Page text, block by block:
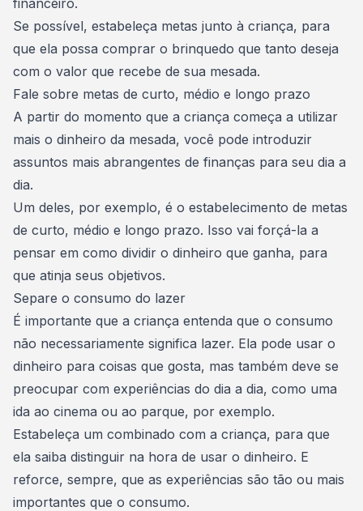
financeiro.
Se possível, estabeleça metas junto à criança, para
que ela possa comprar o brinquedo que tanto deseja
com o valor que recebe de sua mesada.
Fale sobre metas de curto, médio e longo prazo
A partir do momento que a criança começa a utilizar
mais o dinheiro da mesada, você pode introduzir
assuntos mais abrangentes de finanças para seu dia a
dia.
Um deles, por exemplo, é o estabelecimento de metas
de curto, médio e longo prazo. Isso vai forçá-la a
pensar em como dividir o dinheiro que ganha, para
que atinja seus objetivos.
Separe o consumo do lazer
É importante que a criança entenda que o consumo
não necessariamente significa lazer. Ela pode usar o
dinheiro para coisas que gosta, mas também deve se
preocupar com experiências do dia a dia, como uma
ida ao cinema ou ao parque, por exemplo.
Estabeleça um combinado com a criança, para que
ela saiba distinguir na hora de usar o dinheiro. E
reforce, sempre, que as experiências são tão ou mais
importantes que o consumo.